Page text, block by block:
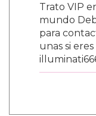
Trato VIP
mundo
para
unas si